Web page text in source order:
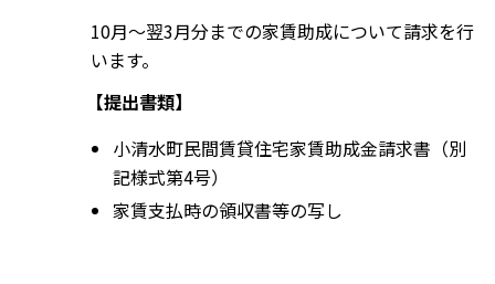
10月〜翌3月分までの家賃助成について請求を行
います。
【提出書類】
小清水町民間賃貸住宅家賃助成金請求書（別
記様式第4号）
家賃支払時の領収書等の写し